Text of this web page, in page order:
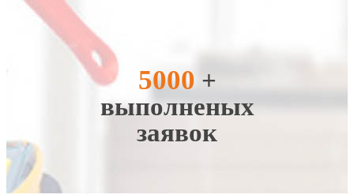
5000 +
выполненых
заявок